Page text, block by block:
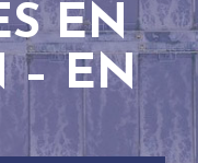
EN
– EN